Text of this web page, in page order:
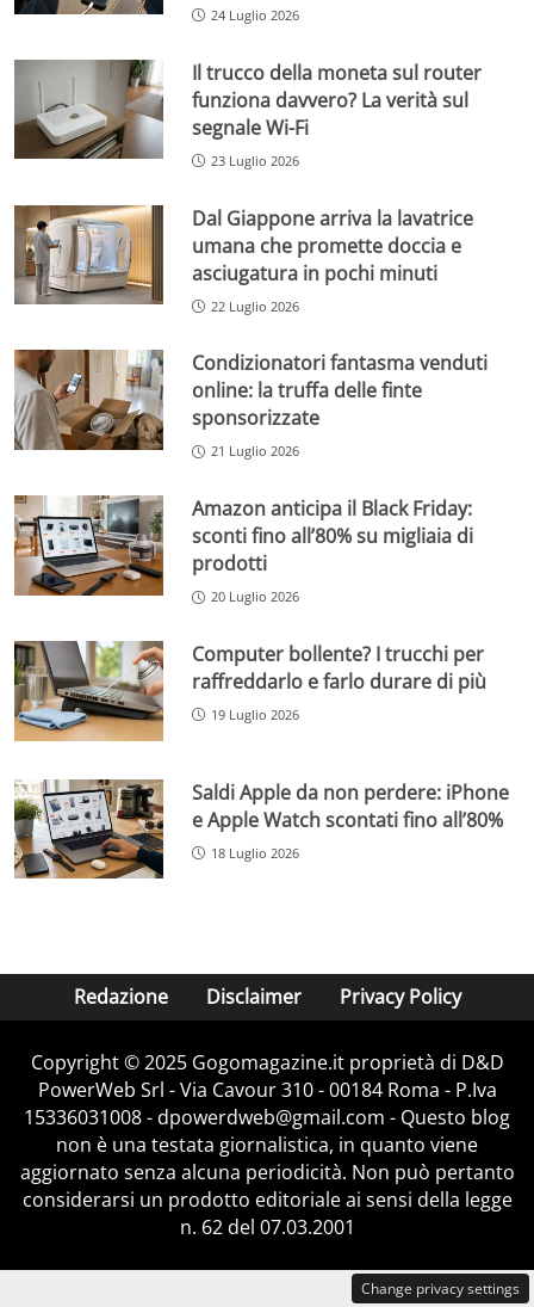
24 Luglio 2026
Il trucco della moneta sul router
funziona davvero? La verità sul
segnale Wi-Fi
23 Luglio 2026
Dal Giappone arriva la lavatrice
umana che promette doccia e
asciugatura in pochi minuti
22 Luglio 2026
Condizionatori fantasma venduti
online: la truffa delle finte
sponsorizzate
21 Luglio 2026
Amazon anticipa il Black Friday:
sconti fino all’80% su migliaia di
prodotti
20 Luglio 2026
Computer bollente? I trucchi per
raffreddarlo e farlo durare di più
19 Luglio 2026
Saldi Apple da non perdere: iPhone
e Apple Watch scontati fino all’80%
18 Luglio 2026
Redazione Disclaimer Privacy Policy
Copyright © 2025 Gogomagazine.it proprietà di D&D
PowerWeb Srl - Via Cavour 310 - 00184 Roma - P.Iva
15336031008 - dpowerdweb@gmail.com - Questo blog
non è una testata giornalistica, in quanto viene
aggiornato senza alcuna periodicità. Non può pertanto
considerarsi un prodotto editoriale ai sensi della legge
n. 62 del 07.03.2001
Change privacy settings